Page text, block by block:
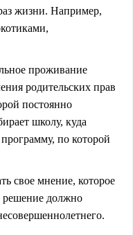
жизни. Например,
проживание
родительских прав
постоянно
школу, куда
по которой
свое мнение, которое
решение должно